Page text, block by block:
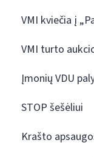
VMI kviečia į
VMI turto
Įmonių VDU
STOP šešėliui
Krašto